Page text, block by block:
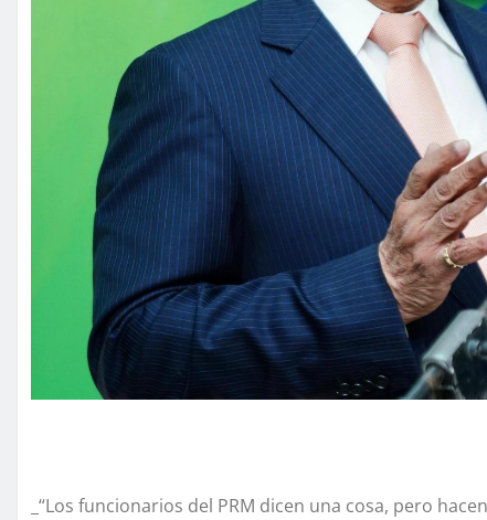
_“Los funcionarios del PRM dicen una cosa, pero